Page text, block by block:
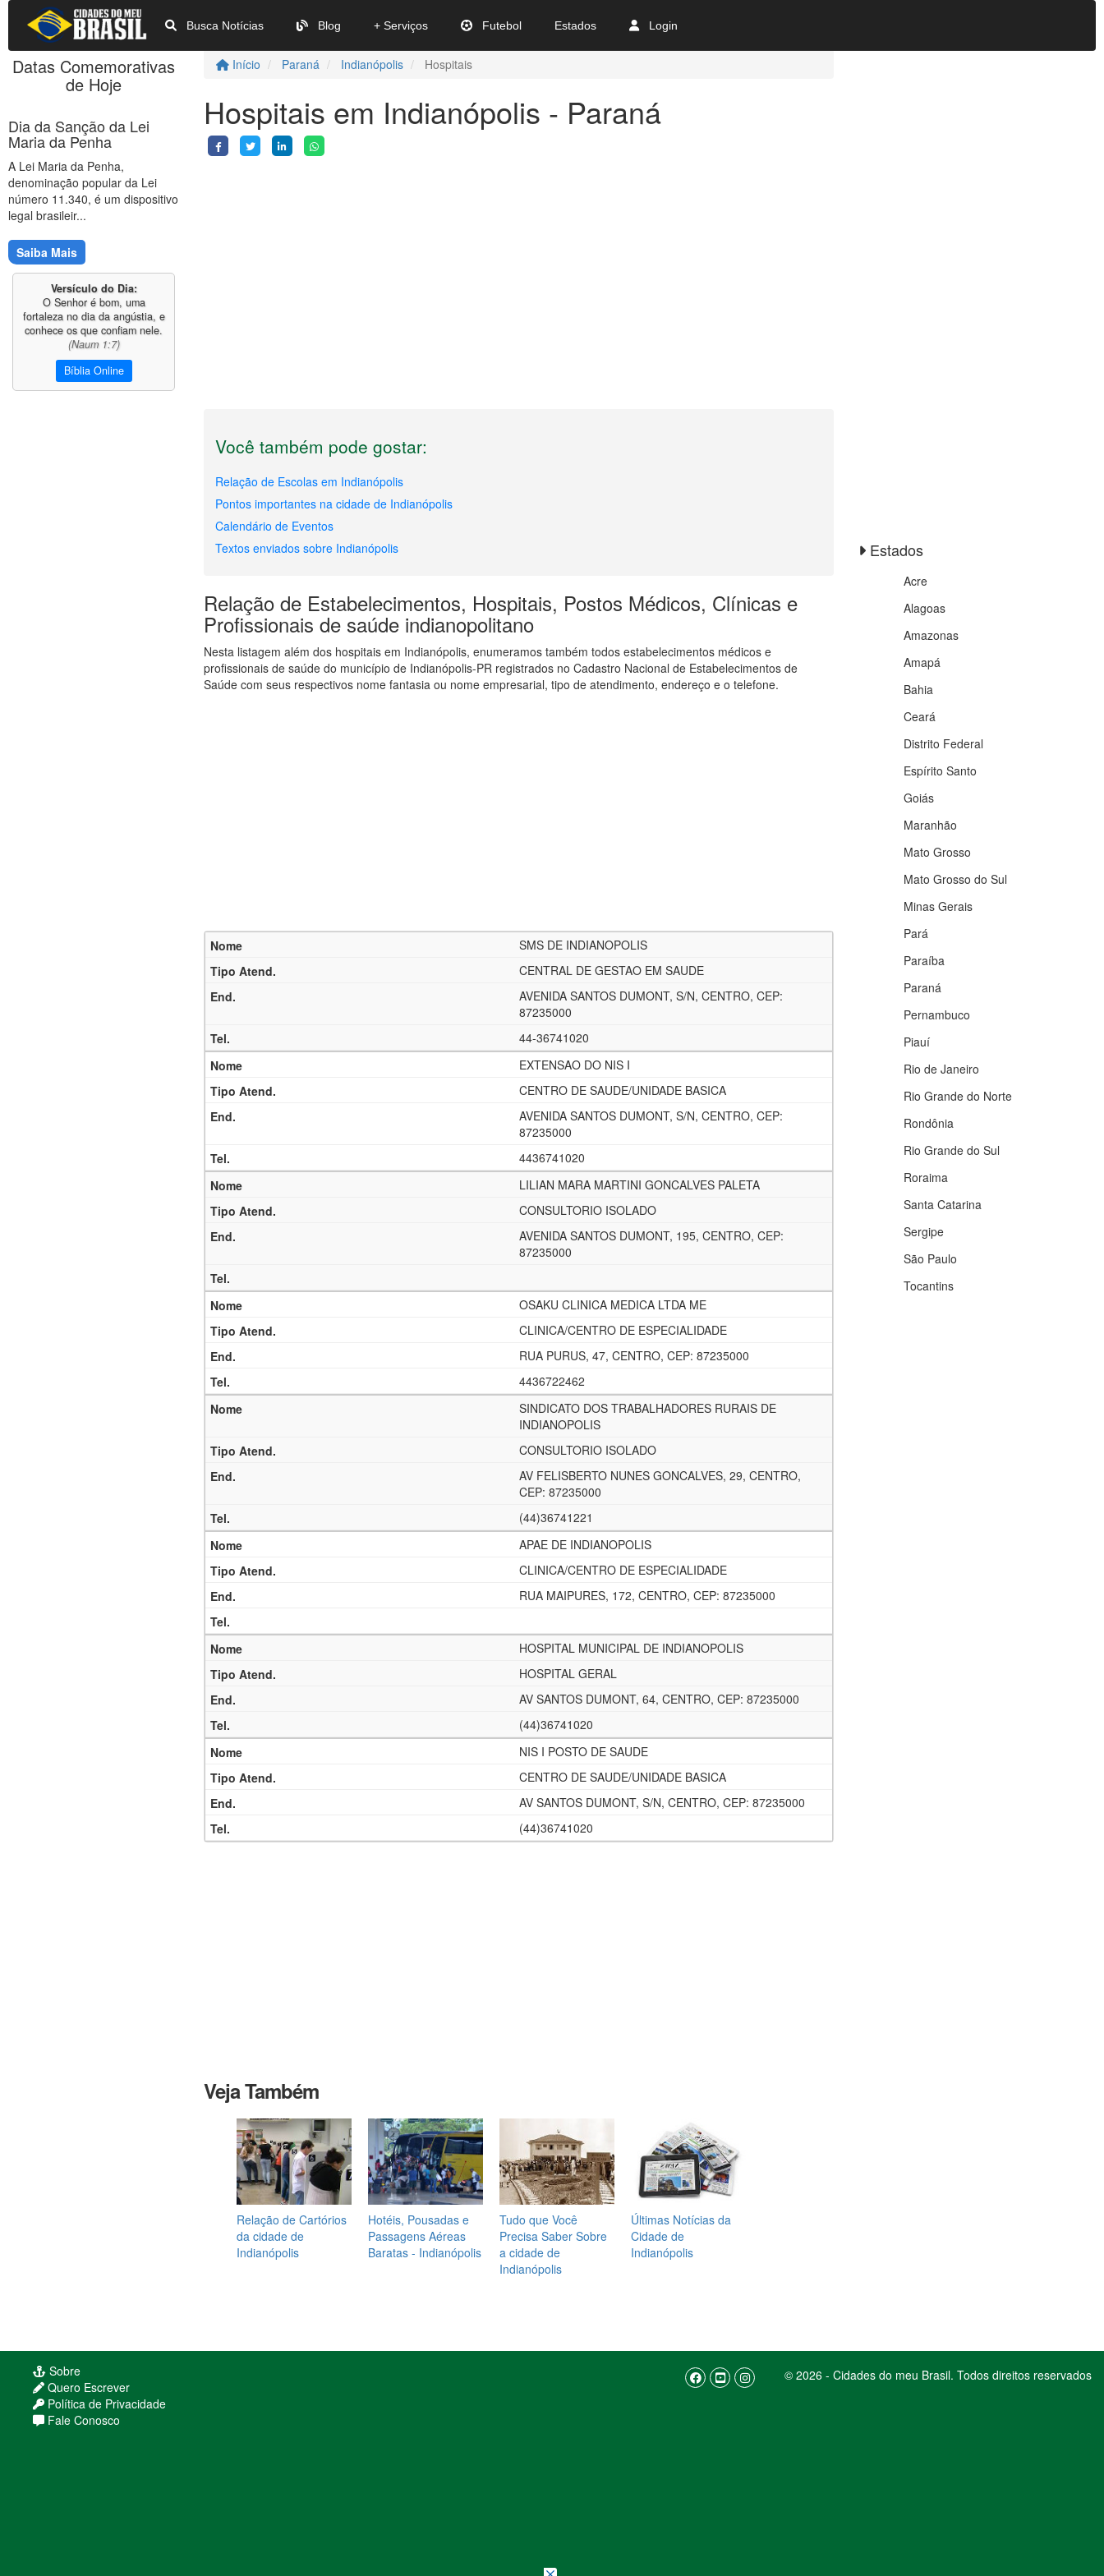
Usamos cookies para melhorar sua experiência de navegação. Ao continuar, você concorda com nossa
Busca Notícias Blog + Serviços Futebol Estados Login
Início Paraná Indianópolis Hospitais
Hospitais em Indianópolis - Paraná
Você também pode gostar:
Relação de Escolas em Indianópolis
Pontos importantes na cidade de Indianópolis
Calendário de Eventos
Textos enviados sobre Indianópolis
Relação de Estabelecimentos, Hospitais, Postos Médicos, Clínicas e
Profissionais de saúde indianopolitano
Nesta listagem além dos hospitais em Indianópolis, enumeramos também todos estabelecimentos médicos e
profissionais de saúde do município de Indianópolis-PR registrados no Cadastro Nacional de Estabelecimentos de
Saúde com seus respectivos nome fantasia ou nome empresarial, tipo de atendimento, endereço e o telefone.
SMS DE INDIANOPOLIS
CENTRAL DE GESTAO EM SAUDE
AVENIDA SANTOS DUMONT, S/N, CENTRO, CEP:
87235000
44-36741020
EXTENSAO DO NIS I
CENTRO DE SAUDE/UNIDADE BASICA
AVENIDA SANTOS DUMONT, S/N, CENTRO, CEP:
87235000
4436741020
LILIAN MARA MARTINI GONCALVES PALETA
CONSULTORIO ISOLADO
AVENIDA SANTOS DUMONT, 195, CENTRO, CEP:
87235000
OSAKU CLINICA MEDICA LTDA ME
CLINICA/CENTRO DE ESPECIALIDADE
RUA PURUS, 47, CENTRO, CEP: 87235000
4436722462
SINDICATO DOS TRABALHADORES RURAIS DE
INDIANOPOLIS
CONSULTORIO ISOLADO
AV FELISBERTO NUNES GONCALVES, 29, CENTRO,
CEP: 87235000
(44)36741221
APAE DE INDIANOPOLIS
CLINICA/CENTRO DE ESPECIALIDADE
RUA MAIPURES, 172, CENTRO, CEP: 87235000
HOSPITAL MUNICIPAL DE INDIANOPOLIS
HOSPITAL GERAL
AV SANTOS DUMONT, 64, CENTRO, CEP: 87235000
(44)36741020
NIS I POSTO DE SAUDE
CENTRO DE SAUDE/UNIDADE BASICA
AV SANTOS DUMONT, S/N, CENTRO, CEP: 87235000
(44)36741020
Veja Também
Relação de Cartórios
da cidade de
Indianópolis
Hotéis, Pousadas e
Passagens Aéreas
Baratas - Indianópolis
Tudo que Você
Precisa Saber Sobre
a cidade de
Indianópolis
Últimas Notícias da
Cidade de
Indianópolis
Datas Comemorativas
de Hoje
Dia da Sanção da Lei
Maria da Penha
A Lei Maria da Penha,
denominação popular da Lei
número 11.340, é um dispositivo
legal brasileir...
Saiba Mais
Versículo do Dia:
O Senhor é bom, uma
fortaleza no dia da angústia, e
conhece os que confiam nele.
(Naum 1:7)
Bíblia Online
Estados
Acre
Alagoas
Amazonas
Amapá
Bahia
Ceará
Distrito Federal
Espírito Santo
Goiás
Maranhão
Mato Grosso
Mato Grosso do Sul
Minas Gerais
Pará
Paraíba
Paraná
Pernambuco
Piauí
Rio de Janeiro
Rio Grande do Norte
Rondônia
Rio Grande do Sul
Roraima
Santa Catarina
Sergipe
São Paulo
Tocantins
Sobre
Quero Escrever
Política de Privacidade
Fale Conosco
© 2026 - Cidades do meu Brasil. Todos direitos reservados